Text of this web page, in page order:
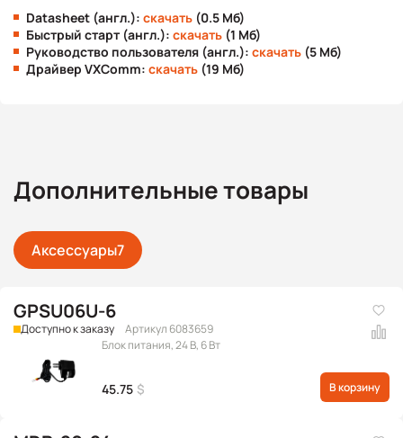
Datasheet (англ.): скачать (0.5 Мб)
Быстрый старт (англ.): скачать (1 Мб)
Руководство пользователя (англ.): скачать (5 Мб)
Драйвер VXComm: скачать (19 Мб)
Дополнительные товары
Аксессуары7
GPSU06U-6
Доступно к заказу
Артикул 6083659
Блок питания, 24 В, 6 Вт
45.75 $ В корзину